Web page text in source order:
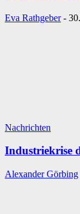
Eva Rathgeber -
Nachrichten
Industriekrise
Alexander Görbing